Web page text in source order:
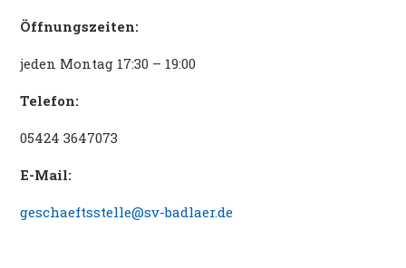
Öffnungszeiten:
jeden Montag 17:30 – 19:00
Telefon:
05424 3647073
E-Mail:
geschaeftsstelle@sv-badlaer.de